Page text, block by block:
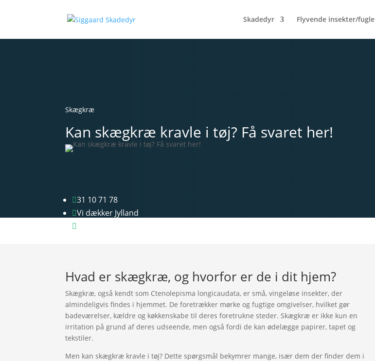
Skadedyr Flyvende insekter/fugle
Skægkræ
Kan skægkræ kravle i tøj? Få svaret her!
31 10 71 78
Vi dækker Jylland

Hvad er skægkræ, og hvorfor er de i dit hjem?
Skægkræ, også kendt som Ctenolepisma longicaudata, er små, vingeløse insekter, der
almindeligvis findes i hjemmet. De foretrækker mørke og fugtige omgivelser, hvilket gør
badeværelser, kældre og køkkenskabe til deres foretrukne steder. Skægkræ er ikke kun en
irritation på grund af deres udseende, men også fordi de kan ødelægge papirer, tapet og
tekstiler.
Men kan skægkræ kravle i tøj? Dette spørgsmål bekymrer mange, især dem der finder dem i